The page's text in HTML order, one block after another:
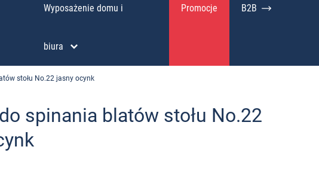
Wyposażenie domu i
biura
Promocje B2B
stołu No.22 jasny ocynk
spinania blatów stołu No.22